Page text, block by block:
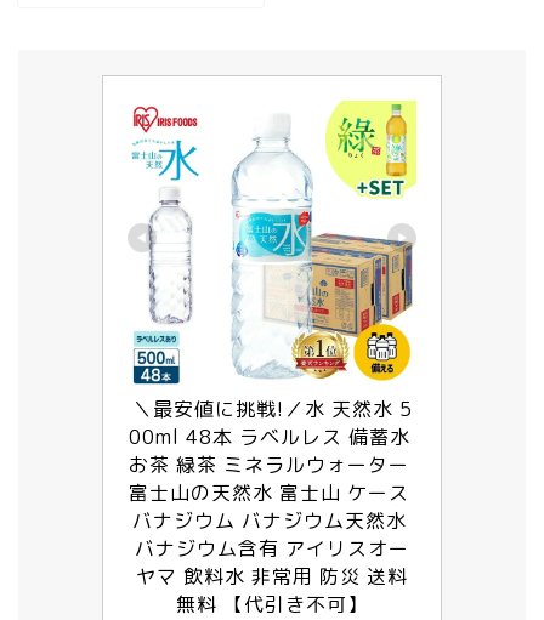
＼最安値に挑戦!／水 天然水 5
00ml 48本 ラベルレス 備蓄水
お茶 緑茶 ミネラルウォーター
富士山の天然水 富士山 ケース
バナジウム バナジウム天然水
バナジウム含有 アイリスオー
ヤマ 飲料水 非常用 防災 送料
無料 【代引き不可】